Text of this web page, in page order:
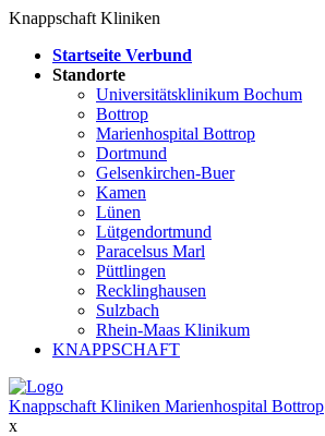
Knappschaft Kliniken
Startseite Verbund
Standorte
Universitätsklinikum Bochum
Bottrop
Marienhospital Bottrop
Dortmund
Gelsenkirchen-Buer
Kamen
Lünen
Lütgendortmund
Paracelsus Marl
Püttlingen
Recklinghausen
Sulzbach
Rhein-Maas Klinikum
KNAPPSCHAFT
Knappschaft Kliniken Marienhospital Bottrop
x